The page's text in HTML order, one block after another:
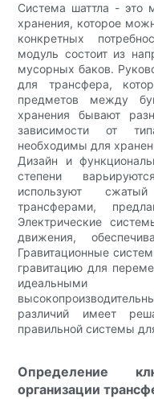
Система шаттла - это
хранения, которое
конкретных
модуль состоит из
мусорных баков.
для трансфера,
предметов между
хранения бывают
зависимости от
необходимы для
Дизайн и
степени
используют
трансферами,
Электрические
движения,
Гравитационные
гравитацию для
идеальными
различий имеет
правильной системы
Определение
организации